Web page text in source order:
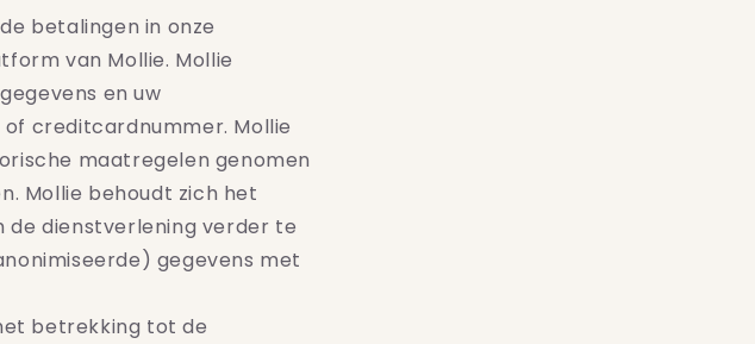
betalingen in onze
van Mollie. Mollie
en uw
creditcardnummer. Mollie
maatregelen genomen
Mollie behoudt zich het
de dienstverlening verder te
gegevens met
betrekking tot de